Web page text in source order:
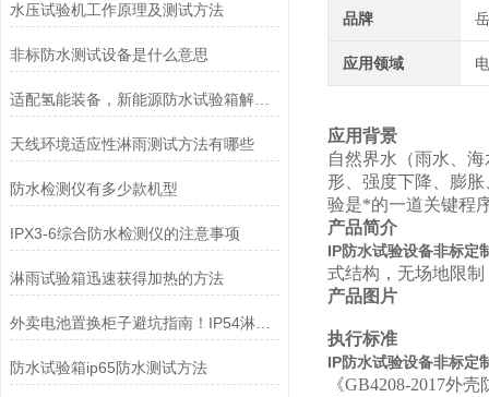
水压试验机工作原理及测试方法
非标防水测试设备是什么意思
适配氢能装备，新能源防水试验箱解锁氢能安全新维度
天线环境适应性淋雨测试方法有哪些
防水检测仪有多少款机型
IPX3-6综合防水检测仪的注意事项
淋雨试验箱迅速获得加热的方法
防水试验箱ip65防水测试方法
品牌
应用领域
应用背景
自然界水（雨水、
形、强度下降、膨
验是*的一道关键程
产品简介
IP防水试验设备非标定
式结构，无场地限
产品图片
执行标准
IP防水试验设备非标定
《GB4208-2017外